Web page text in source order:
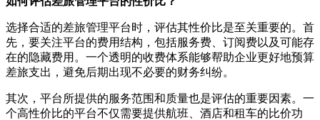
选择合适的差旅管理平台时，评估其性价比是至关重要的。首
先，要关注平台的费用结构，包括服务费、订阅费以及可能存
在的隐藏费用。一个透明的收费体系能够帮助企业更好地预算
差旅支出，避免后期出现不必要的财务纠纷。
其次，平台所提供的服务范围和质量也是评估的重要因素。一
个高性价比的平台不仅需要提供航班、酒店和租车的比价功